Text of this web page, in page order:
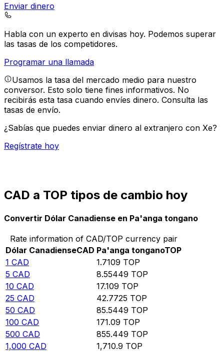
Enviar dinero
Habla con un experto en divisas hoy. Podemos superar
las tasas de los competidores.
Programar una llamada
Usamos la tasa del mercado medio para nuestro
conversor. Esto solo tiene fines informativos. No
recibirás esta tasa cuando envíes dinero. Consulta las
tasas de envío.
¿Sabías que puedes enviar dinero al extranjero con Xe?
Regístrate hoy
CAD a TOP tipos de cambio hoy
Convertir Dólar Canadiense en Pa'anga tongano
Rate information of CAD/TOP currency pair
Dólar CanadienseCAD Pa'anga tonganoTOP
1 CAD 1.7109 TOP
5 CAD 8.55449 TOP
10 CAD 17.109 TOP
25 CAD 42.7725 TOP
50 CAD 85.5449 TOP
100 CAD 171.09 TOP
500 CAD 855.449 TOP
1,000 CAD 1,710.9 TOP